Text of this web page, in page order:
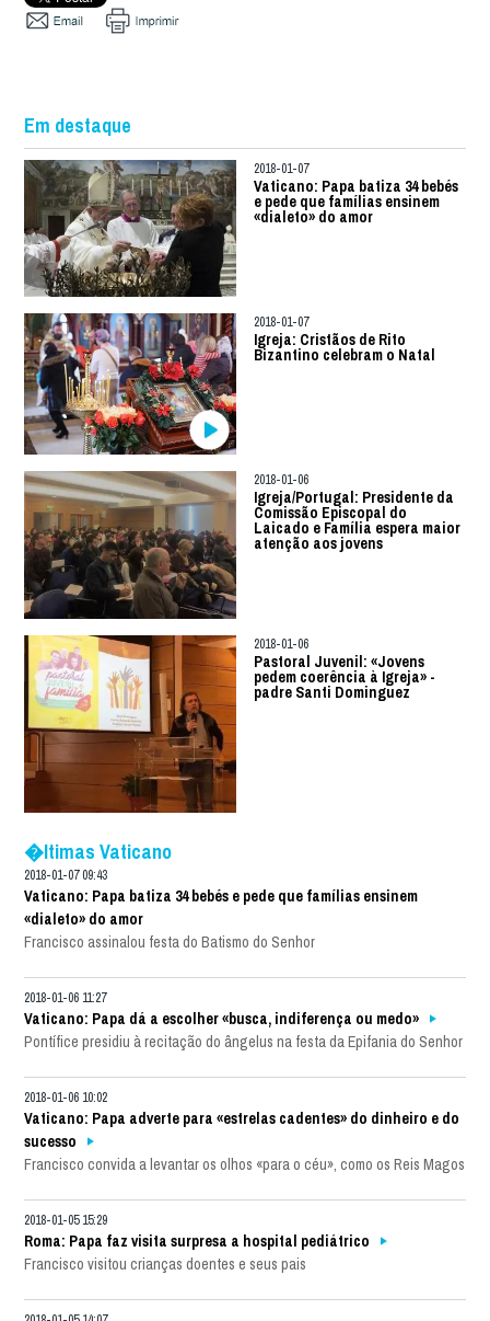
Em destaque
2018-01-07
Vaticano: Papa batiza 34 bebés
e pede que famílias ensinem
«dialeto» do amor
2018-01-07
Igreja: Cristãos de Rito
Bizantino celebram o Natal
2018-01-06
Igreja/Portugal: Presidente da
Comissão Episcopal do
Laicado e Família espera maior
atenção aos jovens
2018-01-06
Pastoral Juvenil: «Jovens
pedem coerência à Igreja» -
padre Santi Dominguez
�ltimas Vaticano
2018-01-07 09:43
Vaticano: Papa batiza 34 bebés e pede que famílias ensinem
«dialeto» do amor
Francisco assinalou festa do Batismo do Senhor
2018-01-06 11:27
Vaticano: Papa dá a escolher «busca, indiferença ou medo»
Pontífice presidiu à recitação do ângelus na festa da Epifania do Senhor
2018-01-06 10:02
Vaticano: Papa adverte para «estrelas cadentes» do dinheiro e do
sucesso
Francisco convida a levantar os olhos «para o céu», como os Reis Magos
2018-01-05 15:29
Roma: Papa faz visita surpresa a hospital pediátrico
Francisco visitou crianças doentes e seus pais